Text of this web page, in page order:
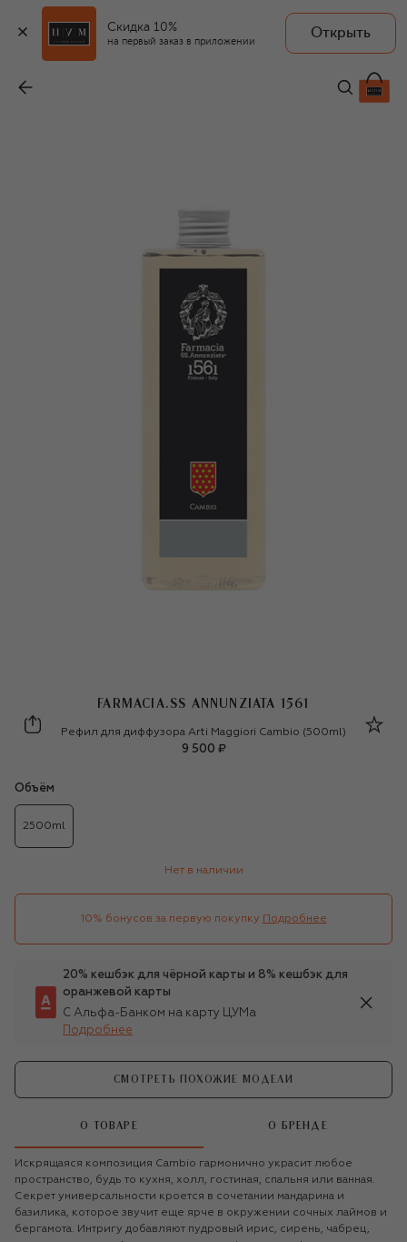
Скидка 10%
на первый заказ в приложении
Открыть
FARMACIA.SS ANNUNZIATA 1561
9 500 ₽
FARMACIA.SS ANNUNZIATA 1561
Farmacia.SS Annunziata 1561
Рефил для диффузора Arti Maggiori Cambio (500ml)
9 500 ₽
Объём
2500ml
Нет в наличии
10% бонусов за первую покупку Подробнее
20% кешбэк для чёрной карты и 8% кешбэк для
оранжевой карты
С Альфа-Банком на карту ЦУМа
Подробнее
СМОТРЕТЬ ПОХОЖИЕ МОДЕЛИ
О ТОВАРЕ О БРЕНДЕ
Искрящаяся композиция Cambio гармонично украсит любое
пространство, будь то кухня, холл, гостиная, спальня или ванная.
Секрет универсальности кроется в сочетании мандарина и
базилика, которое звучит еще ярче в окружении сочных лаймов и
бергамота. Интригу добавляют пудровый ирис, сирень, чабрец,